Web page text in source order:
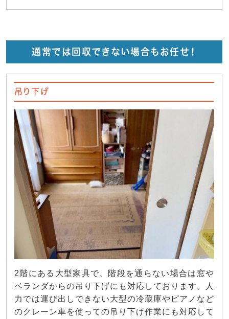
通常では回収できない場合もお任せ！
吊り下げ
2階にある大型家具で、階段を通らない場合は窓や
ベランダからの吊り下げにも対応しております。人
力では運び出しできない大型の冷蔵庫やピアノなど
のクレーン車を使っての吊り下げ作業にも対応して